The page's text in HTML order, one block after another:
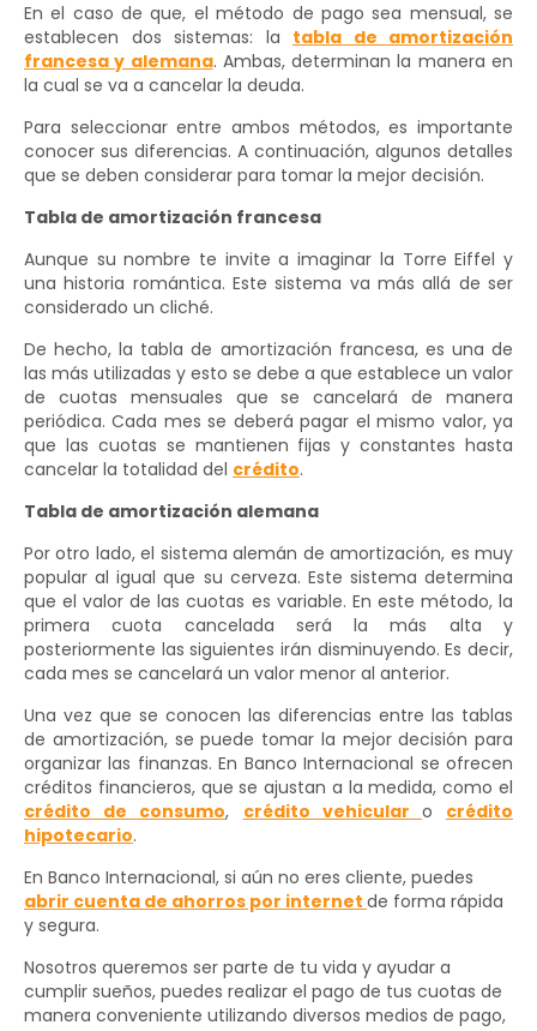
En el caso de que, el método de pago sea mensual, se
establecen dos sistemas: la tabla de amortización
francesa y alemana. Ambas, determinan la manera en
la cual se va a cancelar la deuda.
Para seleccionar entre ambos métodos, es importante
conocer sus diferencias. A continuación, algunos detalles
que se deben considerar para tomar la mejor decisión.
Tabla de amortización francesa
Aunque su nombre te invite a imaginar la Torre Eiffel y
una historia romántica. Este sistema va más allá de ser
considerado un cliché.
De hecho, la tabla de amortización francesa, es una de
las más utilizadas y esto se debe a que establece un valor
de cuotas mensuales que se cancelará de manera
periódica. Cada mes se deberá pagar el mismo valor, ya
que las cuotas se mantienen fijas y constantes hasta
cancelar la totalidad del crédito.
Tabla de amortización alemana
Por otro lado, el sistema alemán de amortización, es muy
popular al igual que su cerveza. Este sistema determina
que el valor de las cuotas es variable. En este método, la
primera cuota cancelada será la más alta y
posteriormente las siguientes irán disminuyendo. Es decir,
cada mes se cancelará un valor menor al anterior.
Una vez que se conocen las diferencias entre las tablas
de amortización, se puede tomar la mejor decisión para
organizar las finanzas. En Banco Internacional se ofrecen
créditos financieros, que se ajustan a la medida, como el
crédito de consumo, crédito vehicular o crédito
hipotecario.
En Banco Internacional, si aún no eres cliente, puedes
abrir cuenta de ahorros por internet de forma rápida
y segura.
Nosotros queremos ser parte de tu vida y ayudar a
cumplir sueños, puedes realizar el pago de tus cuotas de
manera conveniente utilizando diversos medios de pago,